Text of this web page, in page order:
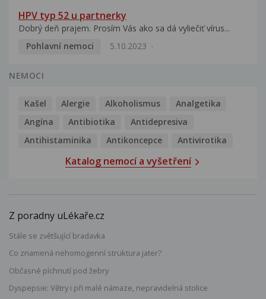
HPV typ 52 u partnerky
Dobrý deň prajem. Prosím Vás ako sa dá vyliečiť vírus...
Pohlavní nemoci
5.10.2023
NEMOCI
Kašel Alergie Alkoholismus
Analgetika
Angína
Antibiotika
Antidepresiva
Antihistaminika
Antikoncepce Antivirotika
Katalog nemocí a vyšetření
Z poradny uLékaře.cz
Stále se zvětšující bradavka
Co znamená nehomogenní struktura jater?
Občasné píchnutí pod žebry
Dyspepsie: Větry i při malé námaze, nepravidelná stolice